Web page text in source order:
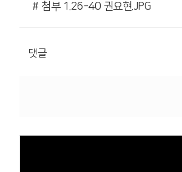
# 첨부 1.26-40 권요현.JPG
댓글